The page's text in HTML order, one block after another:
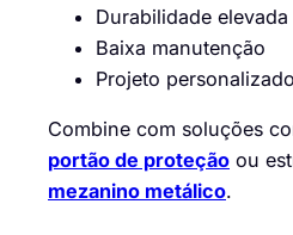
Durabilidade elevada
Baixa manutenção
Projeto personalizado
Combine com soluções
portão de proteção ou
mezanino metálico.